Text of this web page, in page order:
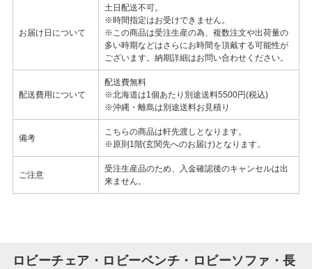
お届け日について
土日配送不可。
※時間指定はお受けできません。
※この商品は受注生産の為、複数注文や出荷量の
多い時期などはさらにお時間を頂戴する可能性が
ございます。納期詳細はお問い合わせください。
配送費用について
配送費無料
※北海道は1個あたり別途送料5500円(税込)
※沖縄・離島は別途送料お見積り
備考
こちらの商品は軒先渡しとなります。
※原則1階(玄関先へのお届け)となります。
ご注意
受注生産品のため、入金確認後のキャンセルは出
来ません。
ロビーチェア・ロビーベンチ・ロビーソファ・長